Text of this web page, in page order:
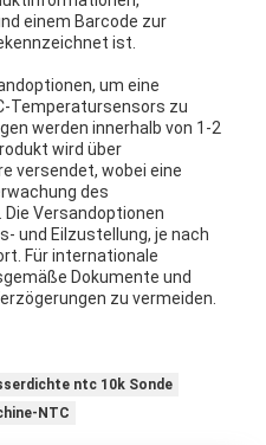
einem Barcode zur
ist.
um eine
Temperatursensors zu
werden innerhalb von 1-2
wird über
versendet, wobei eine
des
Versandoptionen
und Eilzustellung, je nach
Für internationale
Dokumente und
zu vermeiden.
ntc 10k Sonde
NTC